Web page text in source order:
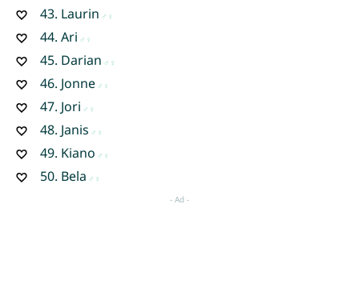
43. Laurin
44. Ari
45. Darian
46. Jonne
47. Jori
48. Janis
49. Kiano
50. Bela